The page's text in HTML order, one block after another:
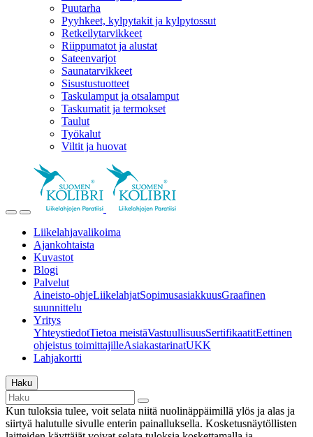
Puutarha
Pyyhkeet, kylpytakit ja kylpytossut
Retkeilytarvikkeet
Riippumatot ja alustat
Sateenvarjot
Saunatarvikkeet
Sisustustuotteet
Taskulamput ja otsalamput
Taskumatit ja termokset
Taulut
Työkalut
Viltit ja huovat
Liikelahjavalikoima
Ajankohtaista
Kuvastot
Blogi
Palvelut
Aineisto-ohjeLiikelahjatSopimusasiakkuusGraafinen
suunnittelu
Yritys
YhteystiedotTietoa meistäVastuullisuusSertifikaatitEettinen
ohjeistus toimittajilleAsiakastarinatUKK
Lahjakortti
Haku
Kun tuloksia tulee, voit selata niitä nuolinäppäimillä ylös ja alas ja
siirtyä halutulle sivulle enterin painalluksella. Kosketusnäytöllisten